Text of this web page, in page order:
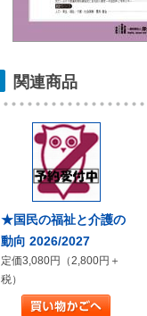
関連商品
★国民の福祉と介護の
動向 2026/2027
定価3,080円（2,800円＋
税）